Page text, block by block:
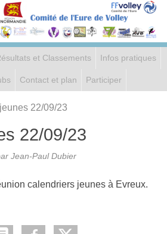
et Classements Infos pratiques
Contact et plan Participer
22/09/23
22/09/23
Jean-Paul Dubier
calendriers jeunes à Evreux.
cookies